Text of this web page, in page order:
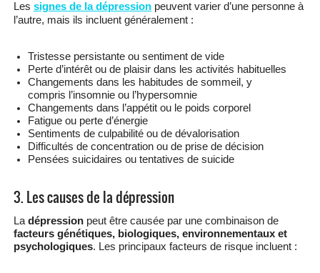
Les signes de la dépressionpeuvent varier d’une personne à
l’autre, mais ils incluent généralement :
Tristesse persistante ou sentiment de vide
Perte d’intérêt ou de plaisir dans les activités habituelles
Changements dans les habitudes de sommeil, y
compris l’insomnie ou l’hypersomnie
Changements dans l’appétit ou le poids corporel
Fatigue ou perte d’énergie
Sentiments de culpabilité ou de dévalorisation
Difficultés de concentration ou de prise de décision
Pensées suicidaires ou tentatives de suicide
3. Les causes de la dépression
Ladépressionpeut être causée par une combinaison de
facteurs génétiques, biologiques, environnementaux et
psychologiques. Les principaux facteurs de risque incluent :